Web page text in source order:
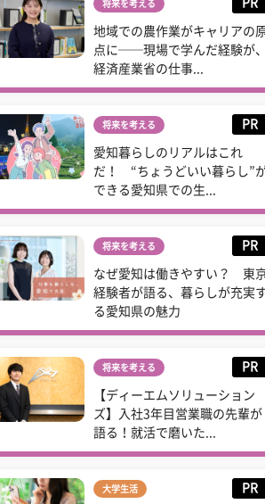
将来を考える PR
地域での農作業がキャリアの原
点に──現場で学んだ経験が、
経済産業省の仕事...
将来を考える PR
愛知暮らしのリアルはこれ
だ！ “ちょうどいい暮らし”
できる愛知県での生...
将来を考える PR
なぜ愛知は働きやすい？ 東
経験者が語る、暮らしが充実
る愛知県の魅力
将来を考える PR
【ディーエムソリューション
ズ】入社3年目営業職の先輩が
語る！就活で磨いた...
大学生活 PR